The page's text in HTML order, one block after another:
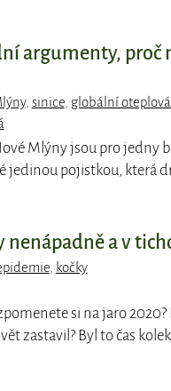
argumenty,
, sinice, globální
Mlýny jsou pro jedny
jedinou pojistkou, která
nenápadně a v
,
kočky
si na jaro
zastavil? Byl to čas